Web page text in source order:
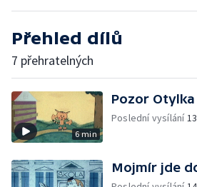
Přehled dílů
7 přehratelných
6 min
Pozor
Poslední vysílání
Mojmír jde